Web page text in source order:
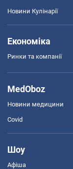
Новини Кулінарії
Економіка
Ринки та компанії
MedOboz
Новини медицини
Covid
Шоу
Афіша